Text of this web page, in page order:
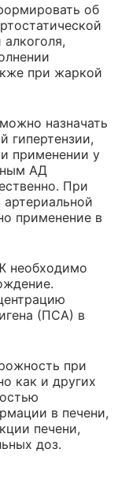
об
при жаркой
назначать
гипертензии,
применении у
АД
При
применение в
необходимо
(ПСА) в
при
как и других
в печени,
печени,
доз.